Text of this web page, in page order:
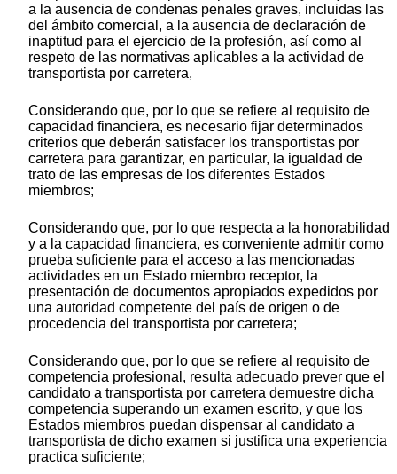
a la ausencia de condenas penales graves, incluidas las
del ámbito comercial, a la ausencia de declaración de
inaptitud para el ejercicio de la profesión, así como al
respeto de las normativas aplicables a la actividad de
transportista por carretera,
Considerando que, por lo que se refiere al requisito de
capacidad financiera, es necesario fijar determinados
criterios que deberán satisfacer los transportistas por
carretera para garantizar, en particular, la igualdad de
trato de las empresas de los diferentes Estados
miembros;
Considerando que, por lo que respecta a la honorabilidad
y a la capacidad financiera, es conveniente admitir como
prueba suficiente para el acceso a las mencionadas
actividades en un Estado miembro receptor, la
presentación de documentos apropiados expedidos por
una autoridad competente del país de origen o de
procedencia del transportista por carretera;
Considerando que, por lo que se refiere al requisito de
competencia profesional, resulta adecuado prever que el
candidato a transportista por carretera demuestre dicha
competencia superando un examen escrito, y que los
Estados miembros puedan dispensar al candidato a
transportista de dicho examen si justifica una experiencia
practica suficiente;